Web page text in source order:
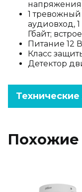
1 тревожный
аудиовход,
Гбайт;
Питание 12
Класс
Детектор
Технические
Похожие